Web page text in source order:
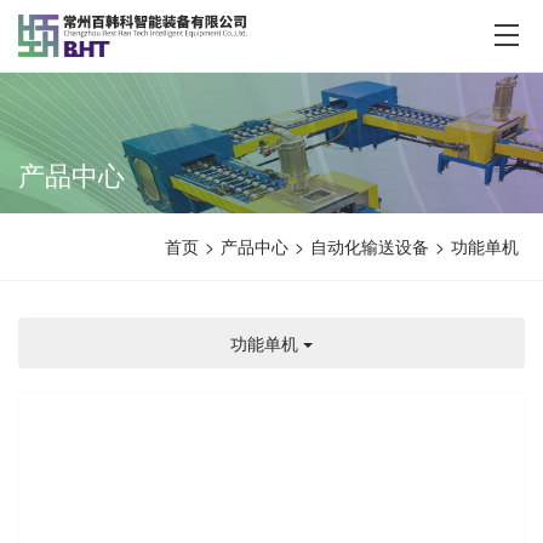
产品中心
首页 > 产品中心 > 自动化输送设备 > 功能单机
功能单机